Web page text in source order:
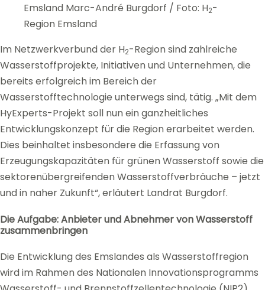
Emsland Marc-André Burgdorf / Foto: H2-
Region Emsland
Im Netzwerkverbund der H2-Region sind zahlreiche
Wasserstoffprojekte, Initiativen und Unternehmen, die
bereits erfolgreich im Bereich der
Wasserstofftechnologie unterwegs sind, tätig. „Mit dem
HyExperts-Projekt soll nun ein ganzheitliches
Entwicklungskonzept für die Region erarbeitet werden.
Dies beinhaltet insbesondere die Erfassung von
Erzeugungskapazitäten für grünen Wasserstoff sowie die
sektorenübergreifenden Wasserstoffverbräuche – jetzt
und in naher Zukunft“, erläutert Landrat Burgdorf.
Die Aufgabe: Anbieter und Abnehmer von Wasserstoff
zusammenbringen
Die Entwicklung des Emslandes als Wasserstoffregion
wird im Rahmen des Nationalen Innovationsprogramms